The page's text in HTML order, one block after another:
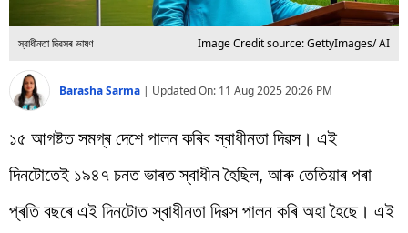
স্বাধীনতা দিৱসৰ ভাষণ Image Credit source: GettyImages/ AI
Barasha Sarma | Updated On: 11 Aug 2025 20:26 PM
১৫ আগষ্টত সমগ্ৰ দেশে পালন কৰিব স্বাধীনতা দিৱস। এই
দিনটোতেই ১৯৪৭ চনত ভাৰত স্বাধীন হৈছিল, আৰু তেতিয়াৰ পৰা
প্ৰতি বছৰে এই দিনটোত স্বাধীনতা দিৱস পালন কৰি অহা হৈছে। এই